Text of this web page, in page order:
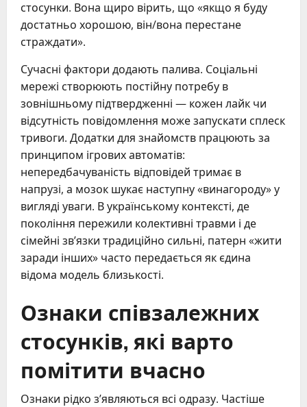
стосунки. Вона щиро вірить, що «якщо я буду
достатньо хорошою, він/вона перестане
страждати».
Сучасні фактори додають палива. Соціальні
мережі створюють постійну потребу в
зовнішньому підтвердженні — кожен лайк чи
відсутність повідомлення може запускати сплеск
тривоги. Додатки для знайомств працюють за
принципом ігрових автоматів:
непередбачуваність відповідей тримає в
напрузі, а мозок шукає наступну «винагороду» у
вигляді уваги. В українському контексті, де
покоління пережили колективні травми і де
сімейні зв’язки традиційно сильні, патерн «жити
заради інших» часто передається як єдина
відома модель близькості.
Ознаки співзалежних
стосунків, які варто
помітити вчасно
Ознаки рідко з’являються всі одразу. Частіше